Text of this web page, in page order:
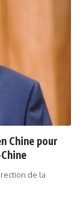
Chine pour
de la